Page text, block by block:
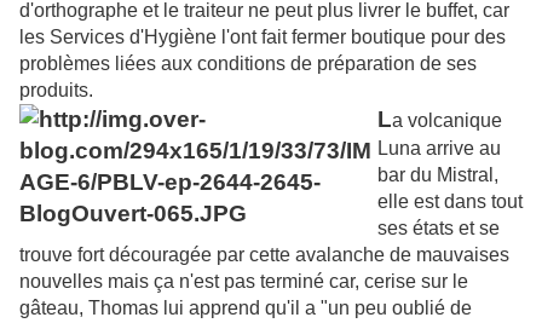
d'orthographe et le traiteur ne peut plus livrer le buffet, car
les Services d'Hygiène l'ont fait fermer boutique pour des
problèmes liées aux conditions de préparation de ses
produits.
La volcanique
Luna arrive au
bar du Mistral,
elle est dans tout
ses états et se
trouve fort découragée par cette avalanche de mauvaises
nouvelles mais ça n'est pas terminé car, cerise sur le
gâteau, Thomas lui apprend qu'il a "un peu oublié de